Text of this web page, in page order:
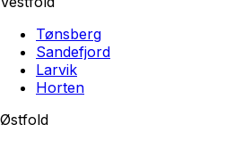
Tønsberg
Sandefjord
Larvik
Horten
Østfold